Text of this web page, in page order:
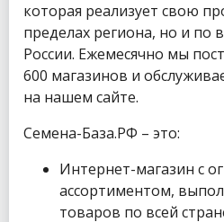
которая реализует свою
пределах региона, но и по
России. Ежемесячно мы
600 магазинов и
на нашем сайте.
Семена-База.РФ – это:
Интернет-магазин с
ассортиментом,
товаров по всей